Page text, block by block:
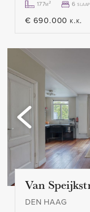
van erfpacht zal door
gediend.
- Woonoppervlak
- Inhoud 328,70 m3
- Gelegen op erfpacht
- Erfpachtcanon
- Energielabel D
- Volledig voorzien van
- 2 slaapkamers
177m² 6
€ 690.000 k.k.
Van
DEN HAAG